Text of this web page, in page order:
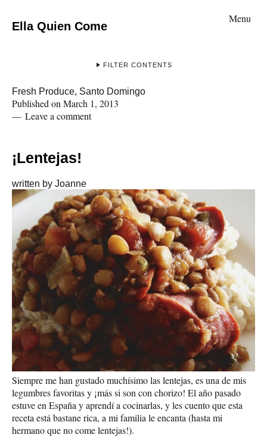
Ella Quien Come
Menu
FILTER CONTENTS
Fresh Produce, Santo Domingo
Published on March 1, 2013
Leave a comment
¡Lentejas!
written by Joanne
Siempre me han gustado muchísimo las lentejas, es una de mis
legumbres favoritas y ¡más si son con chorizo! El año pasado
estuve en España y aprendí a cocinarlas, y les cuento que esta
receta está bastane rica, a mi familia le encanta (hasta mi
hermano que no come lentejas!).